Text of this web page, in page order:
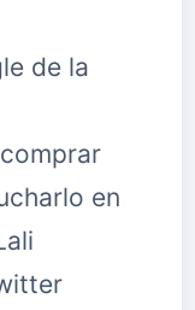
de la
en